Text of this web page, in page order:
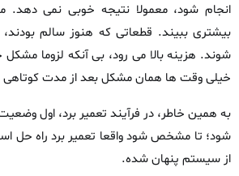
انجام شود، معمولا نتیجه‌ خوبی نمی‌
بیشتری ببیند. قطعاتی که هنوز سالم
شوند. هزینه بالا می‌ رود، بی‌ آنکه لزوما
خیلی وقت‌ ها همان مشکل بعد از مدت کوتاهی
به همین خاطر، در فرآیند تعمیر برد، اول
شود؛ تا مشخص شود واقعا تعمیر برد راه‌ حل
از سیستم پنهان شده.